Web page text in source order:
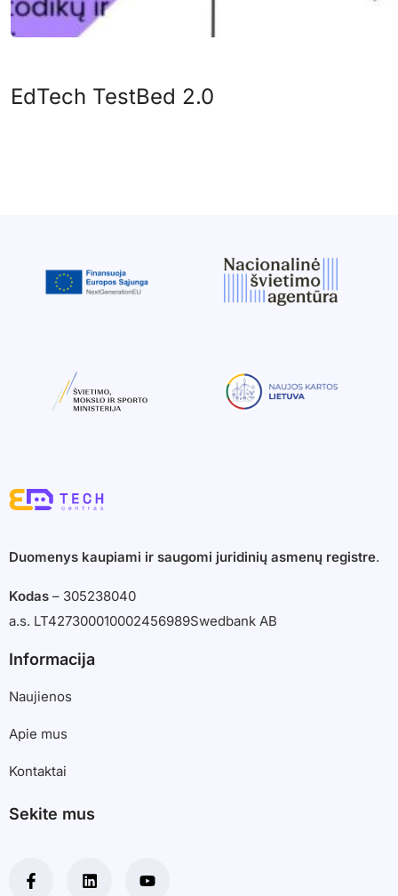
EdTech TestBed 2.0
Duomenys kaupiami ir saugomi juridinių asmenų registre.
Kodas – 305238040
a.s. LT427300010002456989Swedbank AB
Informacija
Naujienos
Apie mus
Kontaktai
Sekite mus